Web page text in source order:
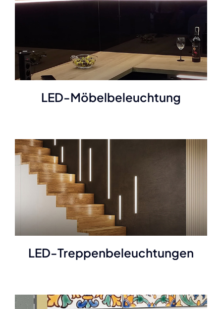
LED-Möbelbeleuchtung
LED-Treppenbeleuchtungen